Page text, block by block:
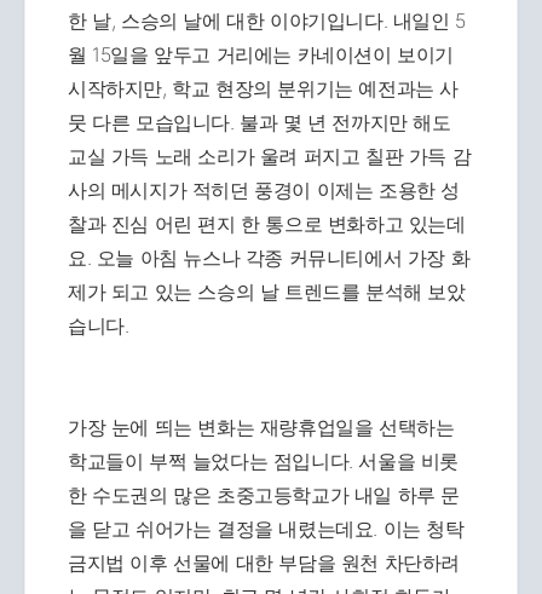
한 날, 스승의 날에 대한 이야기입니다. 내일인 5
월 15일을 앞두고 거리에는 카네이션이 보이기
시작하지만, 학교 현장의 분위기는 예전과는 사
뭇 다른 모습입니다. 불과 몇 년 전까지만 해도
교실 가득 노래 소리가 울려 퍼지고 칠판 가득 감
사의 메시지가 적히던 풍경이 이제는 조용한 성
찰과 진심 어린 편지 한 통으로 변화하고 있는데
요. 오늘 아침 뉴스나 각종 커뮤니티에서 가장 화
제가 되고 있는 스승의 날 트렌드를 분석해 보았
습니다.
가장 눈에 띄는 변화는 재량휴업일을 선택하는
학교들이 부쩍 늘었다는 점입니다. 서울을 비롯
한 수도권의 많은 초중고등학교가 내일 하루 문
을 닫고 쉬어가는 결정을 내렸는데요. 이는 청탁
금지법 이후 선물에 대한 부담을 원천 차단하려